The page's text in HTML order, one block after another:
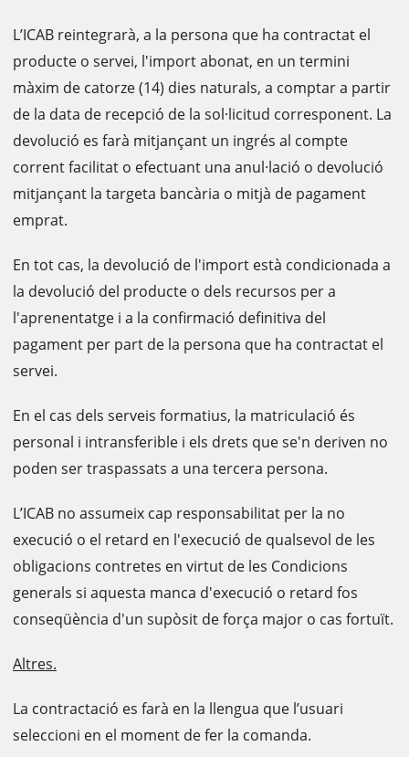
L’ICAB reintegrarà, a la persona que ha contractat el
producte o servei, l'import abonat, en un termini
màxim de catorze (14) dies naturals, a comptar a partir
de la data de recepció de la sol·licitud corresponent. La
devolució es farà mitjançant un ingrés al compte
corrent facilitat o efectuant una anul·lació o devolució
mitjançant la targeta bancària o mitjà de pagament
emprat.
En tot cas, la devolució de l'import està condicionada a
la devolució del producte o dels recursos per a
l'aprenentatge i a la confirmació definitiva del
pagament per part de la persona que ha contractat el
servei.
En el cas dels serveis formatius, la matriculació és
personal i intransferible i els drets que se'n deriven no
poden ser traspassats a una tercera persona.
L’ICAB no assumeix cap responsabilitat per la no
execució o el retard en l'execució de qualsevol de les
obligacions contretes en virtut de les Condicions
generals si aquesta manca d'execució o retard fos
conseqüència d'un supòsit de força major o cas fortuït.
Altres.
La contractació es farà en la llengua que l’usuari
seleccioni en el moment de fer la comanda.